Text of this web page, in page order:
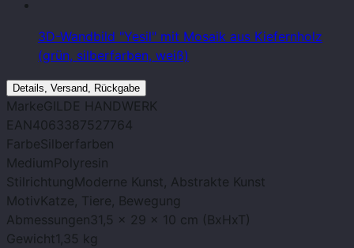
3D-Wandbild "Yesil" mit Mosaik aus Kiefernholz
(grün, silberfarben, weiß)
Details, Versand, Rückgabe
MarkeGILDE HANDWERK
EAN4063387527764
FarbeSilberfarben
Medium Polyresin
Stilrichtung Moderne Kunst, Abstrakte Kunst
MotivKatze, Tiere, Bewegung
Abmessungen31,5 x 29 x 10 cm (BxHxT)
Gewicht1,35 kg